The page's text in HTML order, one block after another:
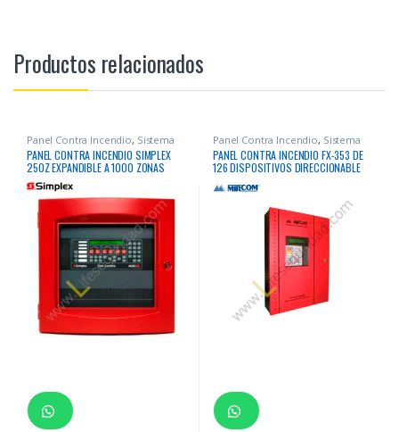
Productos relacionados
Panel Contra Incendio, Sistema
Contra Incendio
PANEL CONTRA INCENDIO SIMPLEX
250Z EXPANDIBLE A 1000 ZONAS
DIRECCIONABLE
Panel Contra Incendio, Sistema
Contra Incendio
PANEL CONTRA INCENDIO FX-353 DE
126 DISPOSITIVOS DIRECCIONABLE
C/LAZO